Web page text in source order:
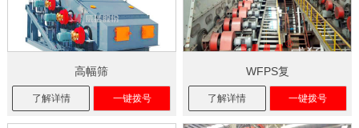
高幅筛
了解详情 一键拨号
WFPS复
了解详情 一键拨号